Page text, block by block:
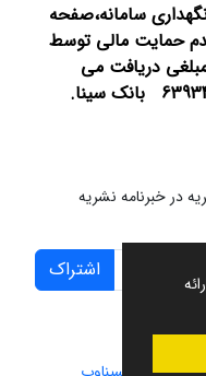
سامانه،صفحه
حمایت مالی توسط
دریافت می
شماره کارت 6393461041664588 بانک سینا.
در خبرنامه نشریه
اشتراک